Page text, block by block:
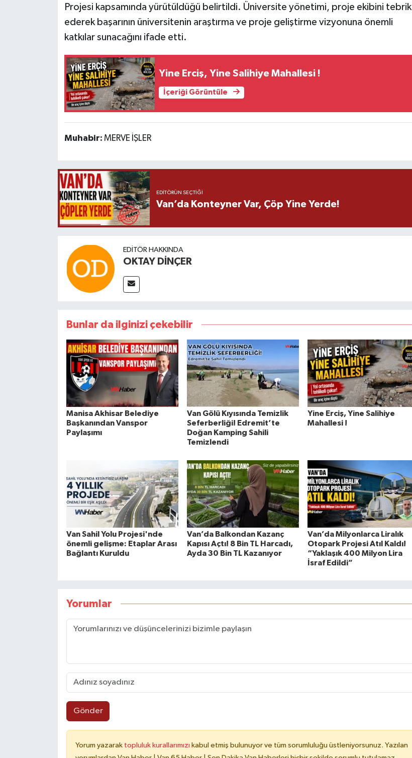
Projesi kapsamında yürütüldüğü belirtildi. Üniversite yönetimi, proje ekibini tebrik
ederek başarının üniversitenin araştırma ve proje geliştirme vizyonuna önemli
katkılar sunacağını ifade etti.
Yine Erciş, Yine Salihiye Mahallesi !
İçeriği Görüntüle
Muhabir: MERVE İŞLER
EDITÖRÜN SEÇTIĞI
Van’da Konteyner Var, Çöp Yine Yerde!
EDITÖR HAKKINDA
OKTAY DİNÇER
Bunlar da ilginizi çekebilir
Manisa Akhisar Belediye
Başkanından Vanspor
Paylaşımı
Van Gölü Kıyısında Temizlik
Seferberliği! Edremit’te
Doğan Kamping Sahili
Temizlendi
Yine Erciş, Yine Salihiye
Mahallesi !
Van Sahil Yolu Projesi'nde
önemli gelişme: Etaplar Arası
Bağlantı Kuruldu
Van’da Balkondan Kazanç
Kapısı Açtı! 8 Bin TL Harcadı,
Ayda 30 Bin TL Kazanıyor
Van’da Milyonlarca Liralık
Otopark Projesi Atıl Kaldı!
“Yaklaşık 400 Milyon Lira
İsraf Edildi”
Yorumlar
Gönder
Yorum yazarak topluluk kurallarımızı kabul etmiş bulunuyor ve tüm sorumluluğu üstleniyorsunuz. Yazılan